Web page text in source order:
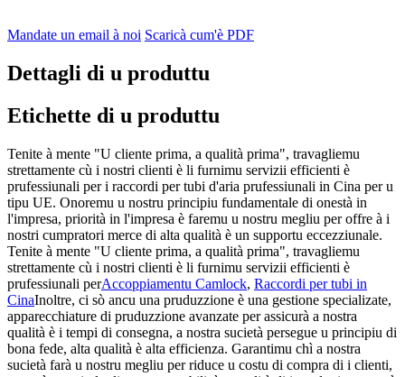
Mandate un email à noi Scaricà cum'è PDF
Dettagli di u produttu
Etichette di u produttu
Tenite à mente "U cliente prima, a qualità prima", travagliemu
strettamente cù i nostri clienti è li furnimu servizii efficienti è
prufessiunali per i raccordi per tubi d'aria prufessiunali in Cina per u
tipu UE. Onoremu u nostru principiu fundamentale di onestà in
l'impresa, priorità in l'impresa è faremu u nostru megliu per offre à i
nostri cumpratori merce di alta qualità è un supportu eccezziunale.
Tenite à mente "U cliente prima, a qualità prima", travagliemu
strettamente cù i nostri clienti è li furnimu servizii efficienti è
prufessiunali perAccoppiamentu Camlock, Raccordi per tubi in
CinaInoltre, ci sò ancu una pruduzzione è una gestione specializate,
apparecchiature di pruduzzione avanzate per assicurà a nostra
qualità è i tempi di consegna, a nostra sucietà persegue u principiu di
bona fede, alta qualità è alta efficienza. Garantimu chì a nostra
sucietà farà u nostru megliu per riduce u costu di compra di i clienti,